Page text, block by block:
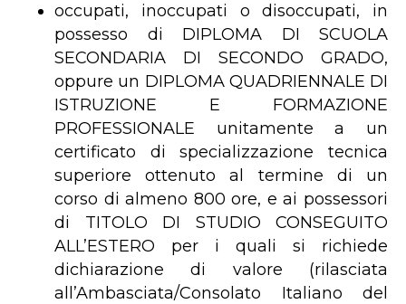
occupati, inoccupati o disoccupati, in
possesso di DIPLOMA DI SCUOLA
SECONDARIA DI SECONDO GRADO,
oppure un DIPLOMA QUADRIENNALE DI
ISTRUZIONE E FORMAZIONE
PROFESSIONALE unitamente a un
certificato di specializzazione tecnica
superiore ottenuto al termine di un
corso di almeno 800 ore, e ai possessori
di TITOLO DI STUDIO CONSEGUITO
ALL’ESTERO per i quali si richiede
dichiarazione di valore (rilasciata
all’Ambasciata/Consolato Italiano del